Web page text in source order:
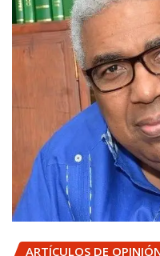
ARTÍCULOS DE